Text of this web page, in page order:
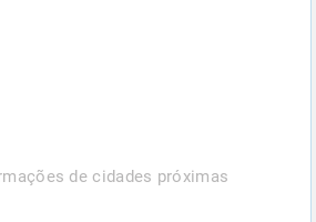
de cidades próximas